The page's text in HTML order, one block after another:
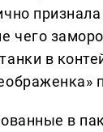
чего
в
в